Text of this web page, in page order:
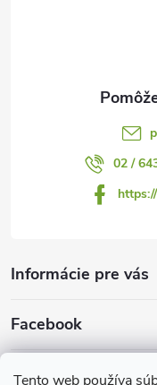
Tento web používa
02 /
Informácie pre vás
Facebook
Prijímame online